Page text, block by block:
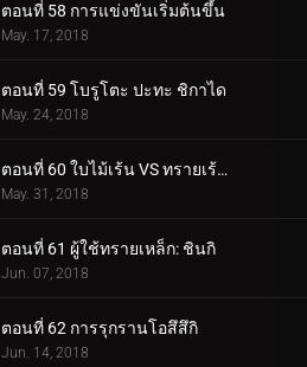
ตอนที่ 58 การแข่งขันเริ่มต้นขึ้น
May. 17, 2018
ตอนที่ 59 โบรูโตะ ปะทะ ชิกาได
May. 24, 2018
ตอนที่ 60 ใบไม้เร้น VS ทรายเร้นลับ
May. 31, 2018
ตอนที่ 61 ผู้ใช้ทรายเหล็ก: ชินกิ
Jun. 07, 2018
ตอนที่ 62 การรุกรานโอสึสึกิ
Jun. 14, 2018